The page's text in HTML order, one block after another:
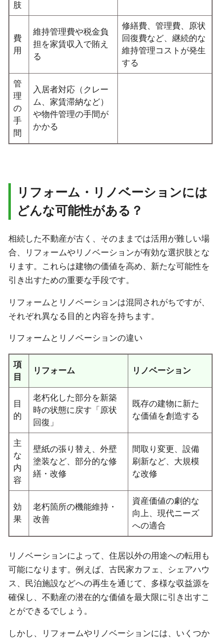
肢
費
用
維持管理費や税金負
担を家賃収入で賄え
る
修繕費、管理費、原状
回復費など、継続的な
維持管理コストが発生
する
管
理
の
手
間
入居者対応（クレー
ム、家賃滞納など）
や物件管理の手間が
かかる
リフォーム・リノベーションには
どんな可能性がある？
相続した不動産が古く、そのままでは活用が難しい場
合、リフォームやリノベーションが有効な選択肢とな
ります。これらは建物の価値を高め、新たな可能性を
引き出すための重要な手段です。
リフォームとリノベーションは混同されがちですが、
それぞれ異なる目的と内容を持ちます。
リフォームとリノベーションの違い
項
目
リフォーム リノベーション
目
的
老朽化した部分を新築
時の状態に戻す「原状
回復」
既存の建物に新た
な価値を創造する
主
な
内
容
壁紙の張り替え、外壁
塗装など、部分的な修
繕・改修
間取り変更、設備
刷新など、大規模
な改修
効
果
老朽箇所の機能維持・
改善
資産価値の劇的な
向上、現代ニーズ
への適合
リノベーションによって、住居以外の用途への転用も
可能になります。例えば、古民家カフェ、シェアハウ
ス、民泊施設などへの再生を通じて、多様な収益源を
確保し、不動産の潜在的な価値を最大限に引き出すこ
とができるでしょう。
しかし、リフォームやリノベーションには、いくつか